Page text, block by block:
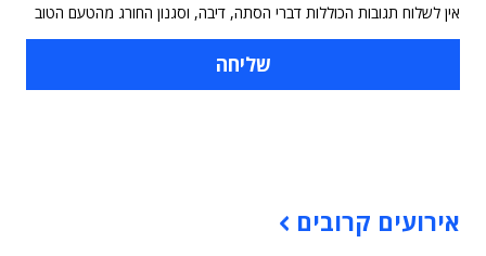
אין לשלוח תגובות הכוללות דברי הסתה, דיבה, וסגנון החורג מהטעם הטוב
אירועים קרובים